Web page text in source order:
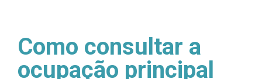
Como consultar a
ocupação principal